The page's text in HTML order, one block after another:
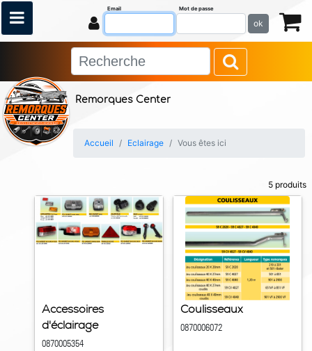
Remorques Center
Email Mot de passe
ok
Accueil Eclairage Vous êtes ici
5 produits
Accessoires
d'éclairage
0870005354
Coulisseaux
0870006072